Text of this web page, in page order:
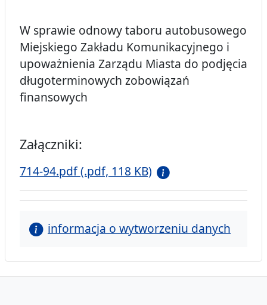
W sprawie odnowy taboru autobusowego
Miejskiego Zakładu Komunikacyjnego i
upoważnienia Zarządu Miasta do podjęcia
długoterminowych zobowiązań
finansowych
Załączniki:
714-94.pdf (.pdf, 118 KB)
informacja o wytworzeniu danych